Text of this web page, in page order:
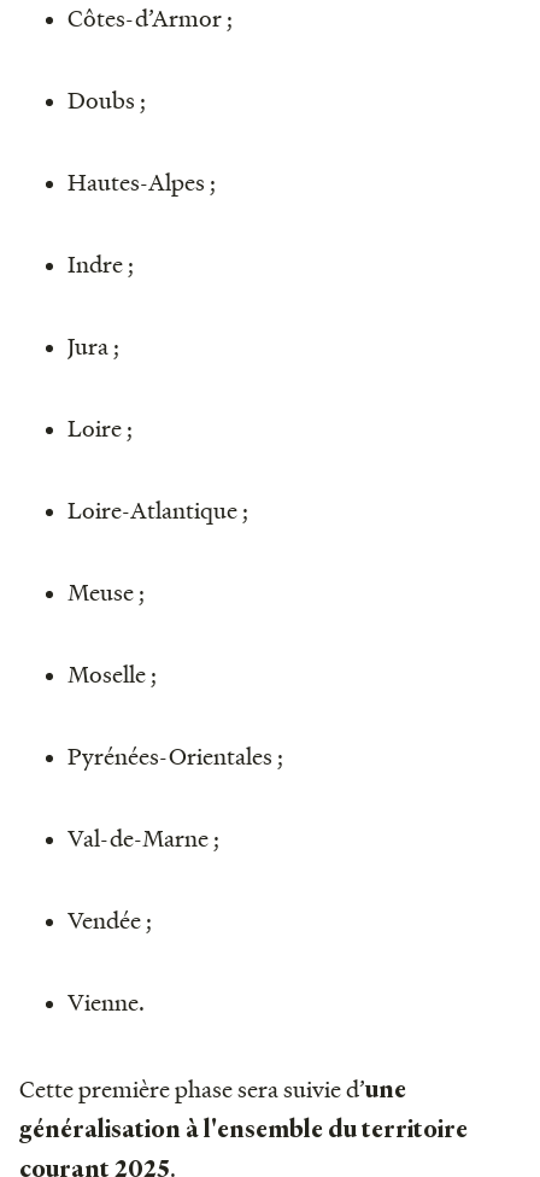
Côtes-d’Armor ;
Doubs ;
Hautes-Alpes ;
Indre ;
Jura ;
Loire ;
Loire-Atlantique ;
Meuse ;
Moselle ;
Pyrénées-Orientales ;
Val-de-Marne ;
Vendée ;
Vienne.
Cette première phase sera suivie d’une
généralisation à l'ensemble du territoire
courant 2025.